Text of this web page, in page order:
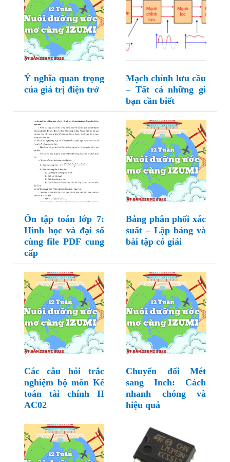
Ý nghĩa quan trọng
của giá trị điện trở
Mạch chỉnh lưu cầu
– Tất cả những gì
bạn cần biết
Ôn tập toán lớp 7:
Hình học và đại số
cùng file PDF cung
cấp
Bảng phân phối xác
suất – Lập bảng và
bài tập có giải
Các câu hỏi trắc
nghiệm bộ môn Kế
toán tài chính II
AC02
Chuyển đổi Mét
sang Inch: Cách
nhanh chóng và
hiệu quả